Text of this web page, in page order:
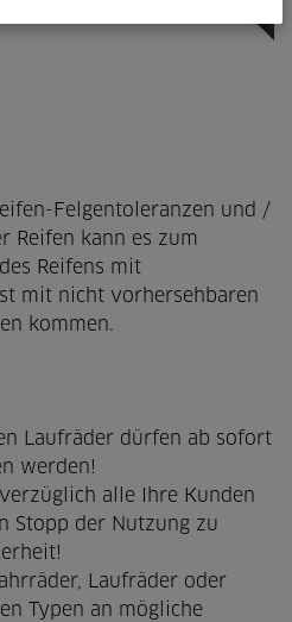
Felgentoleranzen und /
Reifen kann es zum
Reifens mit
mit nicht vorhersehbaren
kommen.
Laufräder dürfen ab sofort
werden!
alle Ihre Kunden
Stopp der Nutzung zu
Laufräder oder
Typen an mögliche